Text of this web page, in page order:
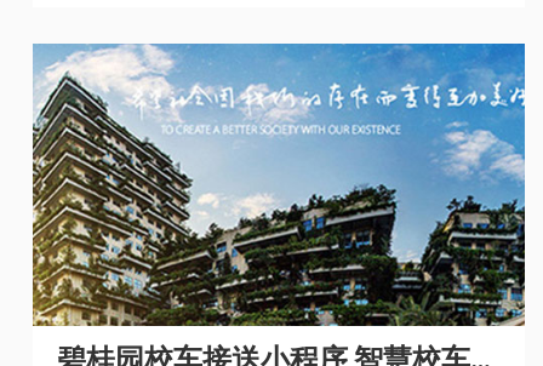
购商城开发